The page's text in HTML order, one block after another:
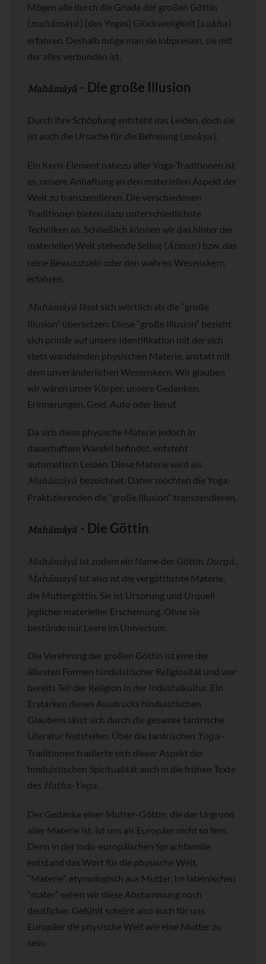
Mögen alle durch die Gnade der großen Göttin
(mahāmāyā) [des Yogas] Glückseeligkeit (sukha )
erfahren. Deshalb möge man sie lobpreisen, sie mit
der alles verbunden ist.
Mahāmāyā - Die große Illusion
Durch ihre Schöpfung entsteht das Leiden, doch sie
ist auch die Ursache für die Befreiung (mokṣa ).
Ein Kern-Element nahezu aller Yoga-Traditionen ist
es, unsere Anhaftung an den materiellen Aspekt der
Welt zu transzendieren. Die verschiedenen
Traditionen bieten dazu unterschiedlichste
Techniken an. Schließlich können wir das hinter der
materiellen Welt stehende Selbst (Ātman ) bzw. das
reine Bewusstsein oder den wahren Wesenskern
erfahren.
Mahāmāyā lässt sich wörtlich als die “große
Illusion” übersetzen. Diese “große Illusion” bezieht
sich primär auf unsere Identifikation mit der sich
stets wandelnden physischen Materie, anstatt mit
dem unveränderlichen Wesenskern. Wir glauben
wir wären unser Körper, unsere Gedanken,
Erinnerungen, Geld, Auto oder Beruf.
Da sich diese physische Materie jedoch in
dauerhaftem Wandel befindet, entsteht
automatisch Leiden. Diese Materie wird als
Mahāmāyā bezeichnet. Daher möchten die Yoga-
Praktizierenden die “große Illusion” transzendieren.
Mahāmāyā - Die Göttin
Mahāmāyā ist zudem ein Name der Göttin Durgā
Mahāmayā ist also ist die vergöttlichte Materie,
die Muttergöttin. Sie ist Ursprung und Urquell
jeglicher materieller Erscheinung. Ohne sie
bestünde nur Leere im Universum.
Die Verehrung der großen Göttin ist eine der
ältesten Formen hinduistischer Religiosität und war
bereits Teil der Religion in der Industalkultur. Ein
Erstarken dieses Ausdrucks hinduistischen
Glaubens lässt sich durch die gesamte tantrische
Literatur feststellen. Über die tantrischen Yoga -
Traditionen tradierte sich dieser Aspekt der
hinduistischen Spiritualität auch in die frühen Texte
des Haṭha-Yoga
Der Gedanke einer Mutter-Göttin, die der Urgrund
aller Materie ist, ist uns als Europäer nicht so fern.
Denn in der indo-europäischen Sprachfamilie
entstand das Wort für die physische Welt,
“Materie”, etymologisch aus Mutter. Im lateinischen
“mater” sehen wir diese Abstammung noch
deutlicher. Gefühlt scheint also auch für uns
Europäer die physische Welt wie eine Mutter zu
sein.